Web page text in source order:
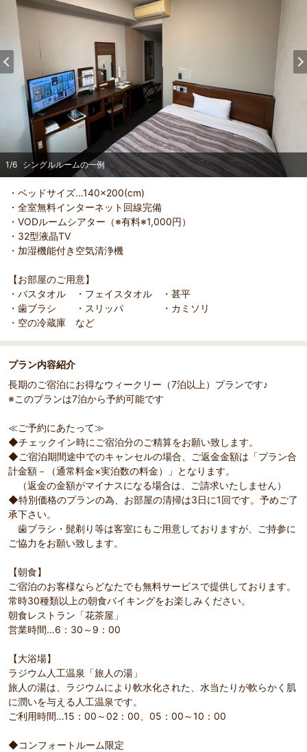
1/6 シングルルームの一例
・ベッドサイズ…140×200(cm)
・全室無料インターネット回線完備
・VODルームシアター（※有料※1,000円）
・32型液晶TV
・加湿機能付き空気清浄機
【お部屋のご用意】
・バスタオル ・フェイスタオル ・甚平
・歯ブラシ ・スリッパ ・カミソリ
・空の冷蔵庫 など
プラン内容紹介
長期のご宿泊にお得なウィークリー（7泊以上）プランです♪
※このプランは7泊から予約可能です
≪ご予約にあたって≫
◆チェックイン時にご宿泊分のご精算をお願い致します。
◆ご宿泊期間途中でのキャンセルの場合、ご返金金額は「プラン合
計金額－（通常料金×実泊数の料金）」となります。
（返金の金額がマイナスになる場合は、ご請求いたしません）
◆特別価格のプランの為、お部屋の清掃は3日に1回です。予めご了
承下さい。
歯ブラシ・髭剃り等は客室にもご用意しておりますが、ご持参に
ご協力をお願い致します。
【朝食】
ご宿泊のお客様ならどなたでも無料サービスで提供しております。
常時30種類以上の朝食バイキングをお楽しみください。
朝食レストラン「花茶屋」
営業時間…6：30～9：00
【大浴場】
ラジウム人工温泉「旅人の湯」
旅人の湯は、ラジウムにより軟水化された、水当たりが軟らかく肌
に潤いを与える人工温泉です。
ご利用時間…15：00～02：00、05：00～10：00
◆コンフォートルーム限定
部屋詳細（
Pr
evi
s
シングルルームの一例